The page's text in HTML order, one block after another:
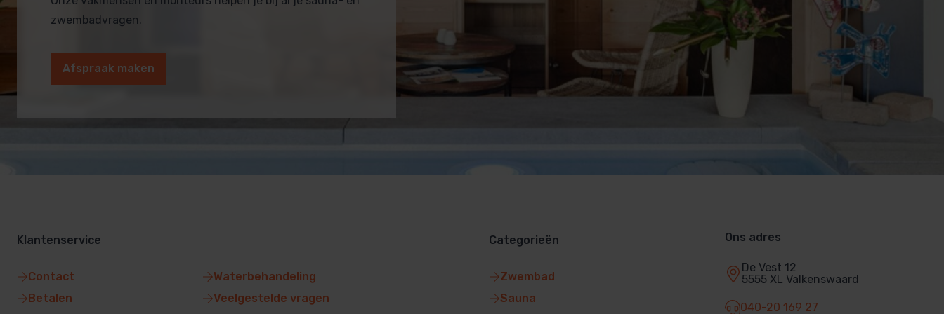
zwembadvragen.
Afspraak maken
Klantenservice
Contact
Betalen
Waterbehandeling
Veelgestelde vragen
Categorieën
Zwembad
Sauna
Ons adres
De Vest 12
5555 XL Valkenswaard
040-20 169 27